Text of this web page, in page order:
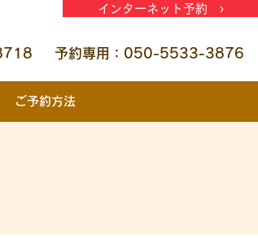
インターネット予約 ›
予約専用：050-5533-3876
ご予約方法